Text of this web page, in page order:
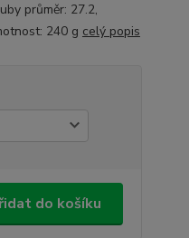
průměr: 27.2,
240 g celý popis
do košíku